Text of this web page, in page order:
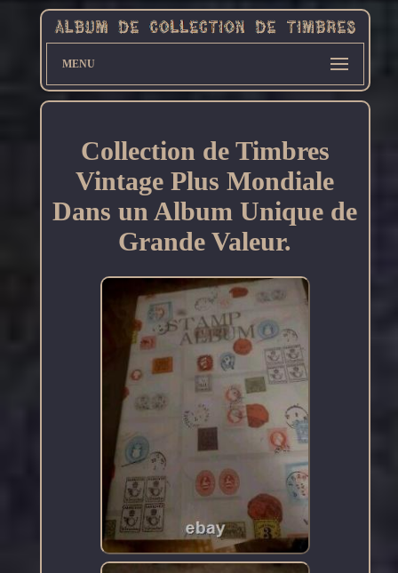
MENU
Collection de Timbres
Vintage Plus Mondiale
Dans un Album Unique de
Grande Valeur.